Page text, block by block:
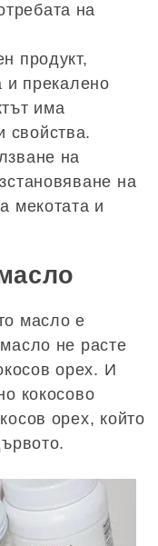
на
продукт,
и прекалено
има
на
на
мекотата и
масло е
не расте
орех. И
кокосово
орех, който